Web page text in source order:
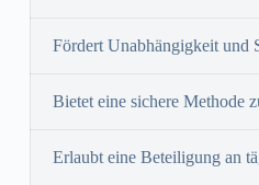
Fördert Unabhängigkeit und
Bietet eine sichere Methode
Erlaubt eine Beteiligung an